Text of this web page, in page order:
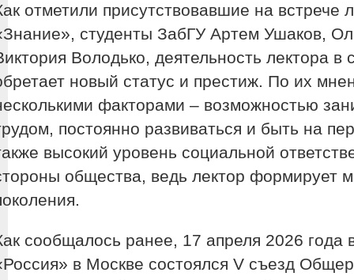
отметили присутствовавшие на встрече
студенты ЗабГУ Артем Ушаков,
Володько, деятельность лектора
новый статус и престиж. По их
факторами – возможностью
постоянно развиваться и быть на
высокий уровень социальной
общества, ведь лектор формирует
сообщалось ранее, 17 апреля 2026 года
в Москве состоялся V съезд